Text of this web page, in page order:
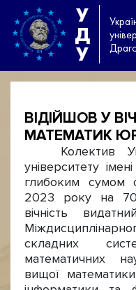
У
Д
У
ВІДІЙШОВ У
МАТЕМАТИК
Колектив
університету
глибоким сумом
2023 року на 70
вічність
складних
математичних
вищої